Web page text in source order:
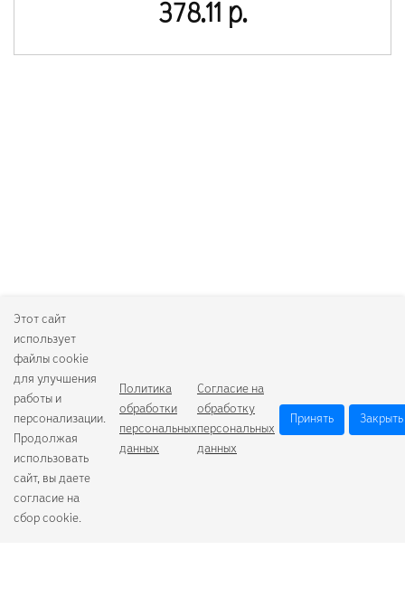
378.11 р.
Этот сайт
использует
файлы cookie
для улучшения
работы и
персонализации.
Продолжая
использовать
сайт, вы даете
согласие на
сбор cookie.
Политика
обработки
персональных
данных
Согласие на
обработку
персональных
данных
Принять Закрыть